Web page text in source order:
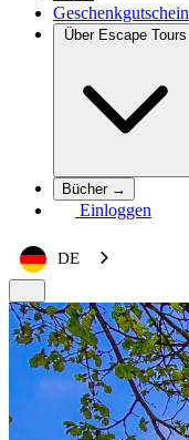
Geschenkgutschein
Über Escape Tours
Bücher →
Einloggen
DE